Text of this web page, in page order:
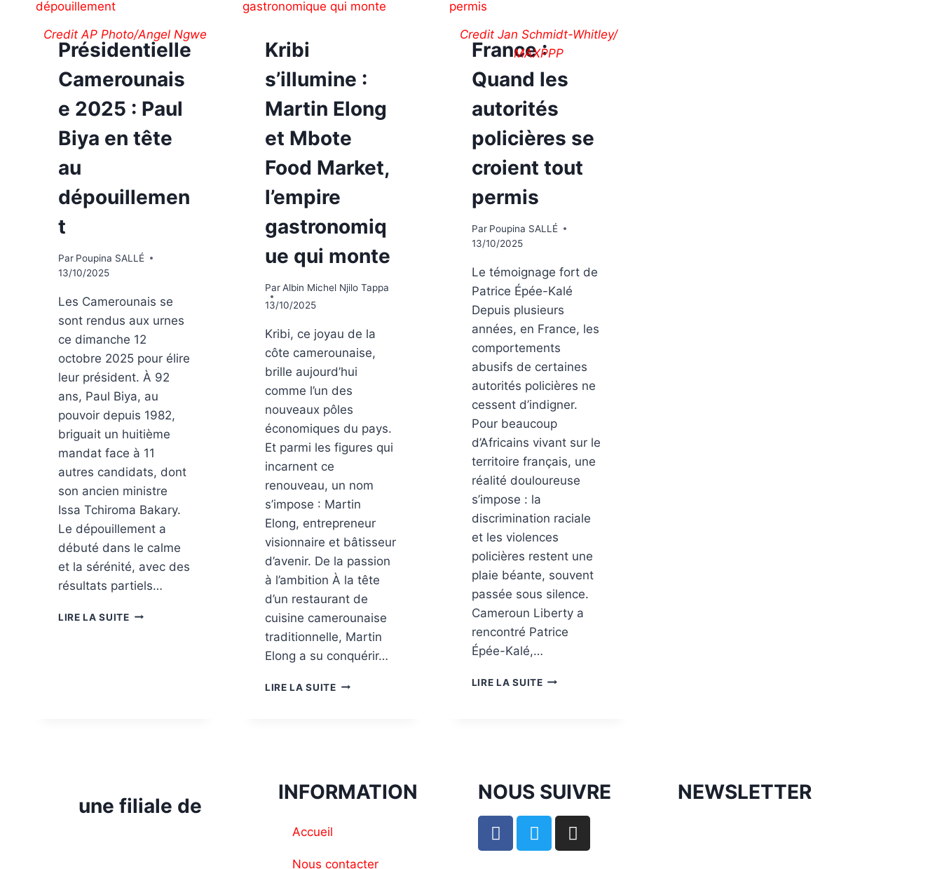
Credit AP Photo/Angel Ngwe
Présidentielle
Camerounais
e 2025 : Paul
Biya en tête
au
dépouillemen
t
Par Poupina SALLÉ
13/10/2025
Les Camerounais se
sont rendus aux urnes
ce dimanche 12
octobre 2025 pour élire
leur président. À 92
ans, Paul Biya, au
pouvoir depuis 1982,
briguait un huitième
mandat face à 11
autres candidats, dont
son ancien ministre
Issa Tchiroma Bakary.
Le dépouillement a
débuté dans le calme
et la sérénité, avec des
résultats partiels…
LIRE LA SUITE
Kribi
s’illumine :
Martin Elong
et Mbote
Food Market,
l’empire
gastronomiq
ue qui monte
ParAlbin Michel Njilo Tappa
13/10/2025
Kribi, ce joyau de la
côte camerounaise,
brille aujourd’hui
comme l’un des
nouveaux pôles
économiques du pays.
Et parmi les figures qui
incarnent ce
renouveau, un nom
s’impose : Martin
Elong, entrepreneur
visionnaire et bâtisseur
d’avenir. De la passion
à l’ambition À la tête
d’un restaurant de
cuisine camerounaise
traditionnelle, Martin
Elong a su conquérir…
LIRE LA SUITE
Credit Jan Schmidt-Whitley/
MAXPPP
France :
Quand les
autorités
policières se
croient tout
permis
Par Poupina SALLÉ
13/10/2025
Le témoignage fort de
Patrice Épée-Kalé
Depuis plusieurs
années, en France, les
comportements
abusifs de certaines
autorités policières ne
cessent d’indigner.
Pour beaucoup
d’Africains vivant sur le
territoire français, une
réalité douloureuse
s’impose : la
discrimination raciale
et les violences
policières restent une
plaie béante, souvent
passée sous silence.
Cameroun Liberty a
rencontré Patrice
Épée-Kalé,…
LIRE LA SUITE
une filiale de
INFORMATION
Accueil
Nous contacter
NOUS SUIVRE NEWSLETTER